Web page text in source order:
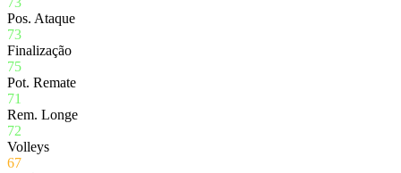
Pos. Ataque
73
Finalização
75
Pot. Remate
71
Rem. Longe
72
Volleys
67